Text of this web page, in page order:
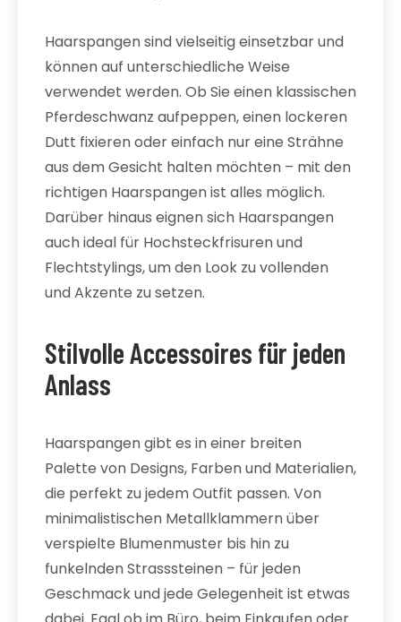
Haarspangen sind vielseitig einsetzbar und
können auf unterschiedliche Weise
verwendet werden. Ob Sie einen klassischen
Pferdeschwanz aufpeppen, einen lockeren
Dutt fixieren oder einfach nur eine Strähne
aus dem Gesicht halten möchten – mit den
richtigen Haarspangen ist alles möglich.
Darüber hinaus eignen sich Haarspangen
auch ideal für Hochsteckfrisuren und
Flechtstylings, um den Look zu vollenden
und Akzente zu setzen.
Stilvolle Accessoires für jeden
Anlass
Haarspangen gibt es in einer breiten
Palette von Designs, Farben und Materialien,
die perfekt zu jedem Outfit passen. Von
minimalistischen Metallklammern über
verspielte Blumenmuster bis hin zu
funkelnden Strasssteinen – für jeden
Geschmack und jede Gelegenheit ist etwas